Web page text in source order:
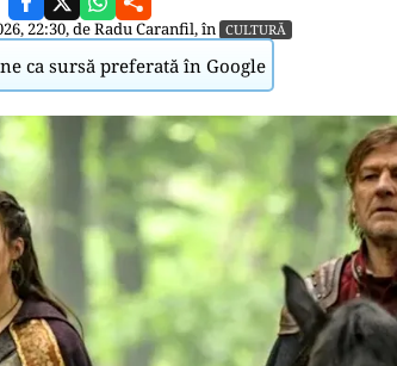
22:30, deRadu Caranfil, în CULTURĂ
ca sursă preferată în Google